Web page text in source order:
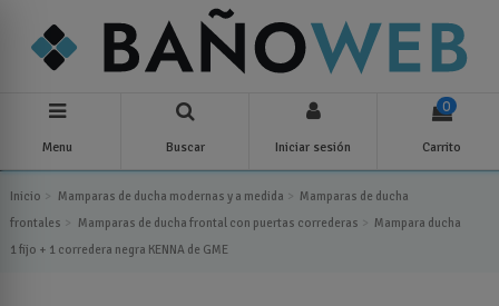
Menu Buscar Iniciar sesión
0
Carrito
Inicio Mamparas de ducha modernas y a medida
Mamparas de ducha
frontales
Mamparas de ducha frontal con puertas correderas
Mampara ducha
1 fijo + 1 corredera negra KENNA de GME